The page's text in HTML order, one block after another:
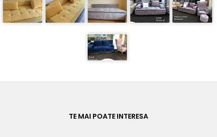
TE MAI POATE INTERESA